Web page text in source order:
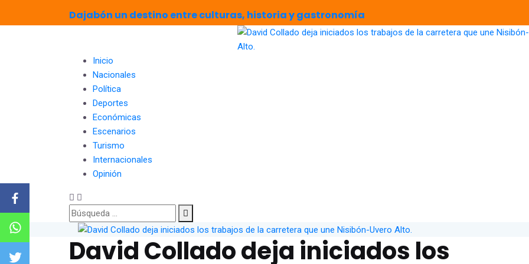
Dajabón un destino entre culturas, historia y gastronomía
Inicio
Nacionales
Política
Deportes
Económicas
Escenarios
Turismo
Internacionales
Opinión
David Collado deja iniciados los